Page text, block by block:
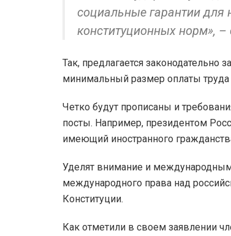
социальные гарантии
конституционных норм»,
Так, предлагается законодательно
минимальный размер оплаты
Четко будут прописаны и
посты. Например, президентом
имеющий иностранного
Уделят внимание и международным
международного права над
Конституции.
Как отметили в своем заявлении